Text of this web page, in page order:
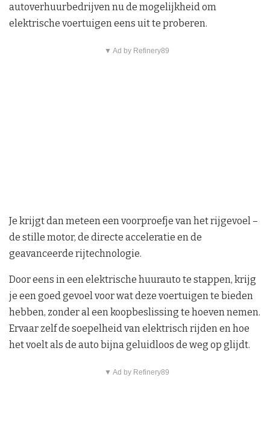
autoverhuurbedrijven nu de mogelijkheid om
elektrische voertuigen eens uit te proberen.
▼ Ad by Refinery89
Je krijgt dan meteen een voorproefje van het rijgevoel –
de stille motor, de directe acceleratie en de
geavanceerde rijtechnologie.
Door eens in een elektrische huurauto te stappen, krijg
je een goed gevoel voor wat deze voertuigen te bieden
hebben, zonder al een koopbeslissing te hoeven nemen.
Ervaar zelf de soepelheid van elektrisch rijden en hoe
het voelt als de auto bijna geluidloos de weg op glijdt.
▼ Ad by Refinery89